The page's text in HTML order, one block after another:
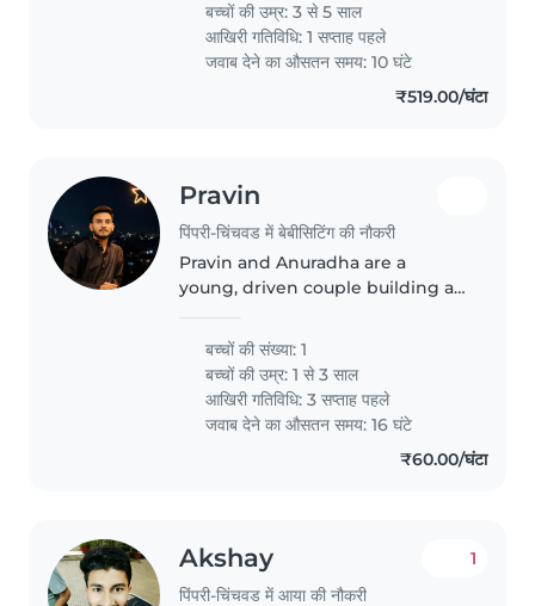
बच्चों की उम्र:3 से 5 साल
आखिरी गतिविधि: 1 सप्ताह पहले
जवाब देने का औसतन समय: 10 घंटे
₹519.00/घंटा
Pravin
पिंपरी-चिंचवड में बेबीसिटिंग की नौकरी
Pravin and Anuradha are a
young, driven couple building a
Pravin works as an IT engineer,
bringing strong technical
expertise to his career, while
Anuradha..
बच्चों की संख्या: 1
बच्चों की उम्र:1 से 3 साल
आखिरी गतिविधि: 3 सप्ताह पहले
जवाब देने का औसतन समय: 16 घंटे
₹60.00/घंटा
Akshay
पिंपरी-चिंचवड में आया की नौकरी
1